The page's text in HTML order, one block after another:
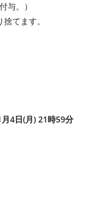
与。）
てます。
4日(月) 21時59分